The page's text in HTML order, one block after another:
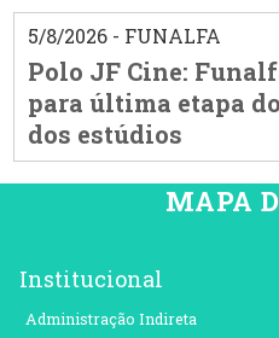
5/8/2026 - FUNALFA
Polo JF Cine:
para última etapa
dos estúdios
MAPA
Institucional
Administração Indireta